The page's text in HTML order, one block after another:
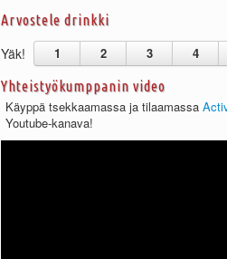
Arvostele drinkki
Yäk! 1 2 3 4
Yhteistyökumppanin video
Käyppä tsekkaamassa ja tilaamassa
Youtube-kanava!